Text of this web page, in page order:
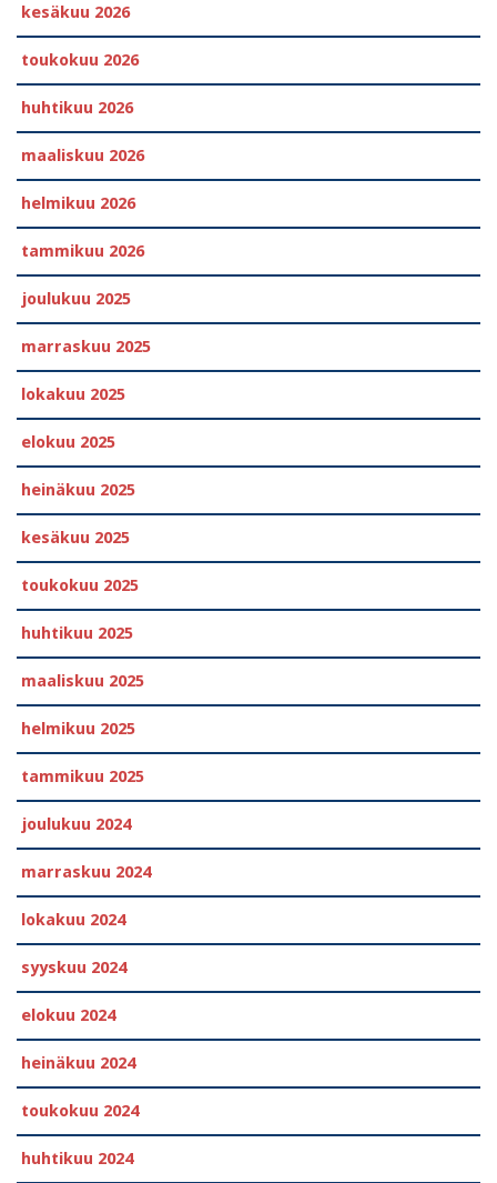
kesäkuu 2026
toukokuu 2026
huhtikuu 2026
maaliskuu 2026
helmikuu 2026
tammikuu 2026
joulukuu 2025
marraskuu 2025
lokakuu 2025
elokuu 2025
heinäkuu 2025
kesäkuu 2025
toukokuu 2025
huhtikuu 2025
maaliskuu 2025
helmikuu 2025
tammikuu 2025
joulukuu 2024
marraskuu 2024
lokakuu 2024
syyskuu 2024
elokuu 2024
heinäkuu 2024
toukokuu 2024
huhtikuu 2024